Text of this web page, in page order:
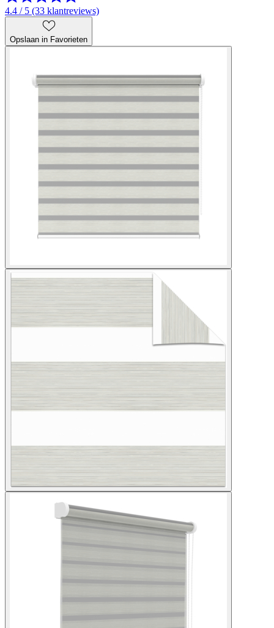
4.4 / 5 (33 klantreviews)
Opslaan in Favorieten